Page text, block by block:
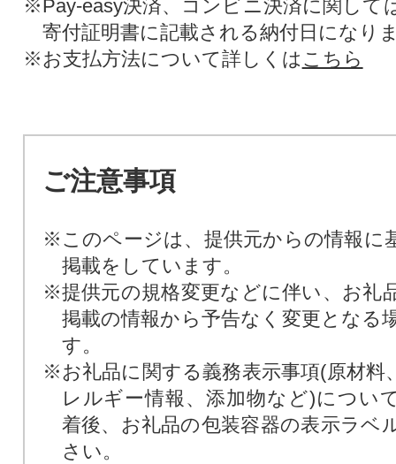
※Pay-easy決済、コンビニ決済に関して
寄付証明書に記載される納付日になり
※お支払方法について詳しくは こちら
ご注意事項
※このページは、提供元からの情報に
掲載をしています。
※提供元の規格変更などに伴い、お礼
掲載の情報から予告なく変更となる
す。
※お礼品に関する義務表示事項(原材料
レルギー情報、添加物など)につい
着後、お礼品の包装容器の表示ラベ
さい。